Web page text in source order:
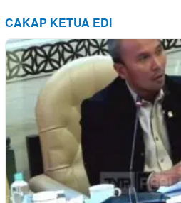
CAKAP KETUA EDI